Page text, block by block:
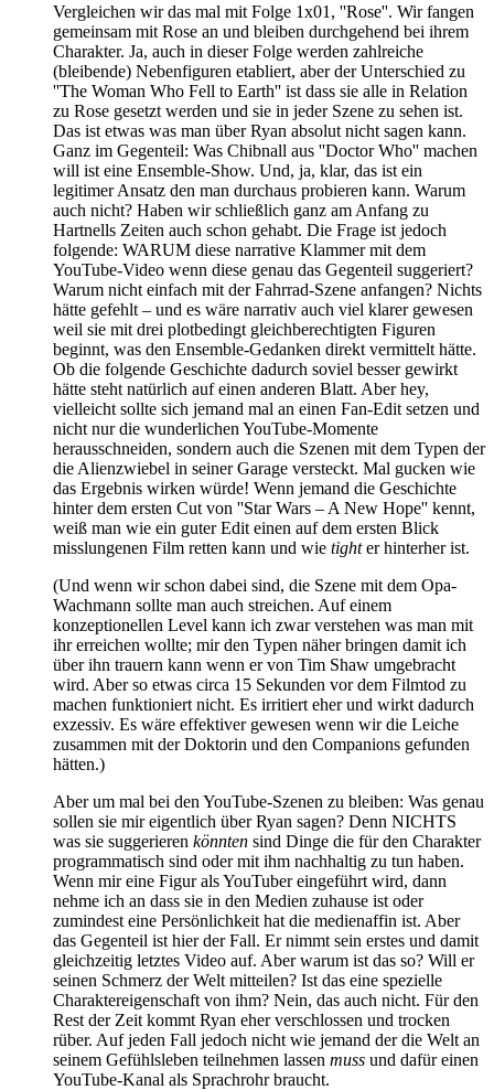
Vergleichen wir das mal mit Folge 1x01, ''Rose''. Wir fangen
gemeinsam mit Rose an und bleiben durchgehend bei ihrem
Charakter. Ja, auch in dieser Folge werden zahlreiche
(bleibende) Nebenfiguren etabliert, aber der Unterschied zu
''The Woman Who Fell to Earth'' ist dass sie alle in Relation
zu Rose gesetzt werden und sie in jeder Szene zu sehen ist.
Das ist etwas was man über Ryan absolut nicht sagen kann.
Ganz im Gegenteil: Was Chibnall aus ''Doctor Who'' machen
will ist eine Ensemble-Show. Und, ja, klar, das ist ein
legitimer Ansatz den man durchaus probieren kann. Warum
auch nicht? Haben wir schließlich ganz am Anfang zu
Hartnells Zeiten auch schon gehabt. Die Frage ist jedoch
folgende: WARUM diese narrative Klammer mit dem
YouTube-Video wenn diese genau das Gegenteil suggeriert?
Warum nicht einfach mit der Fahrrad-Szene anfangen? Nichts
hätte gefehlt – und es wäre narrativ auch viel klarer gewesen
weil sie mit drei plotbedingt gleichberechtigten Figuren
beginnt, was den Ensemble-Gedanken direkt vermittelt hätte.
Ob die folgende Geschichte dadurch soviel besser gewirkt
hätte steht natürlich auf einen anderen Blatt. Aber hey,
vielleicht sollte sich jemand mal an einen Fan-Edit setzen und
nicht nur die wunderlichen YouTube-Momente
herausschneiden, sondern auch die Szenen mit dem Typen der
die Alienzwiebel in seiner Garage versteckt. Mal gucken wie
das Ergebnis wirken würde! Wenn jemand die Geschichte
hinter dem ersten Cut von ''Star Wars – A New Hope'' kennt,
weiß man wie ein guter Edit einen auf dem ersten Blick
misslungenen Film retten kann und wie tighter hinterher ist.
(Und wenn wir schon dabei sind, die Szene mit dem Opa-
Wachmann sollte man auch streichen. Auf einem
konzeptionellen Level kann ich zwar verstehen was man mit
ihr erreichen wollte; mir den Typen näher bringen damit ich
über ihn trauern kann wenn er von Tim Shaw umgebracht
wird. Aber so etwas circa 15 Sekunden vor dem Filmtod zu
machen funktioniert nicht. Es irritiert eher und wirkt dadurch
exzessiv. Es wäre effektiver gewesen wenn wir die Leiche
zusammen mit der Doktorin und den Companions gefunden
hätten.)
Aber um mal bei den YouTube-Szenen zu bleiben: Was genau
sollen sie mir eigentlich über Ryan sagen? Denn NICHTS
was sie suggerieren könnten sind Dinge die für den Charakter
programmatisch sind oder mit ihm nachhaltig zu tun haben.
Wenn mir eine Figur als YouTuber eingeführt wird, dann
nehme ich an dass sie in den Medien zuhause ist oder
zumindest eine Persönlichkeit hat die medienaffin ist. Aber
das Gegenteil ist hier der Fall. Er nimmt sein erstes und damit
gleichzeitig letztes Video auf. Aber warum ist das so? Will er
seinen Schmerz der Welt mitteilen? Ist das eine spezielle
Charaktereigenschaft von ihm? Nein, das auch nicht. Für den
Rest der Zeit kommt Ryan eher verschlossen und trocken
rüber. Auf jeden Fall jedoch nicht wie jemand der die Welt an
seinem Gefühlsleben teilnehmen lassen muss und dafür einen
YouTube-Kanal als Sprachrohr braucht.